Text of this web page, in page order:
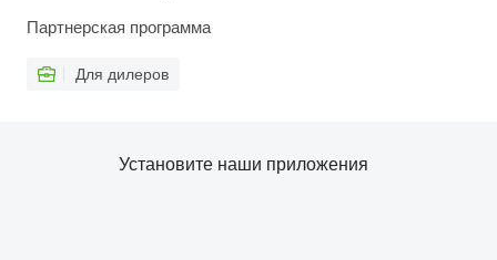
Партнерская программа
Для дилеров
Установите наши приложения